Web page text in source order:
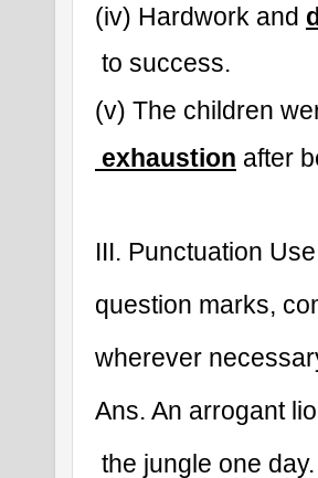
(iv) Hardwork and
to success.
(v) The children
exhaustion after
III. Punctuation
question marks,
wherever
Ans. An arrogant
the jungle one